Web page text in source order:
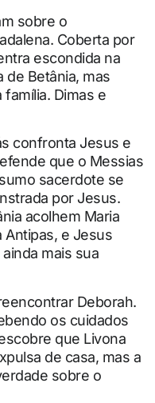
sobre o
Coberta por
escondida na
de Betânia, mas
Dimas e
confronta Jesus e
que o Messias
sacerdote se
por Jesus.
acolhem Maria
Antipas, e Jesus
mais sua
Deborah.
os cuidados
que Livona
de casa, mas a
sobre o